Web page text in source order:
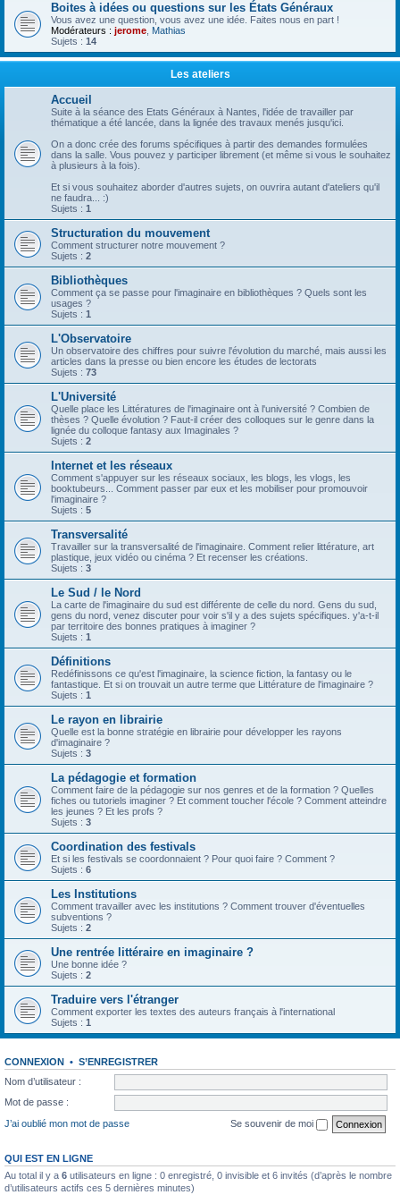
Boites à idées ou questions sur les États Généraux
Vous avez une question, vous avez une idée. Faites nous en part !
Modérateurs : jerome Mathias
Sujets : 14
Les ateliers
Accueil
Suite à la séance des Etats Généraux à Nantes, l'idée de travailler par
thématique a été lancée, dans la lignée des travaux menés jusqu'ici.
On a donc crée des forums spécifiques à partir des demandes formulées
dans la salle. Vous pouvez y participer librement (et même si vous le souhaitez
à plusieurs à la fois).
Et si vous souhaitez aborder d'autres sujets, on ouvrira autant d'ateliers qu'il
ne faudra... :)
Sujets : 1
Structuration du mouvement
Comment structurer notre mouvement ?
Sujets : 2
Bibliothèques
Comment ça se passe pour l'imaginaire en bibliothèques ? Quels sont les
usages ?
Sujets : 1
L'Observatoire
Un observatoire des chiffres pour suivre l'évolution du marché, mais aussi les
articles dans la presse ou bien encore les études de lectorats
Sujets : 73
L'Université
Quelle place les Littératures de l'imaginaire ont à l'université ? Combien de
thèses ? Quelle évolution ? Faut-il créer des colloques sur le genre dans la
lignée du colloque fantasy aux Imaginales ?
Sujets : 2
Internet et les réseaux
Comment s'appuyer sur les réseaux sociaux, les blogs, les vlogs, les
booktubeurs... Comment passer par eux et les mobiliser pour promouvoir
l'imaginaire ?
Sujets : 5
Transversalité
Travailler sur la transversalité de l'imaginaire. Comment relier littérature, art
plastique, jeux vidéo ou cinéma ? Et recenser les créations.
Sujets : 3
Le Sud / le Nord
La carte de l'imaginaire du sud est différente de celle du nord. Gens du sud,
gens du nord, venez discuter pour voir s'il y a des sujets spécifiques. y'a-t-il
par territoire des bonnes pratiques à imaginer ?
Sujets : 1
Définitions
Redéfinissons ce qu'est l'imaginaire, la science fiction, la fantasy ou le
fantastique. Et si on trouvait un autre terme que Littérature de l'imaginaire ?
Sujets : 1
Le rayon en librairie
Quelle est la bonne stratégie en librairie pour développer les rayons
d'imaginaire ?
Sujets : 3
La pédagogie et formation
Comment faire de la pédagogie sur nos genres et de la formation ? Quelles
fiches ou tutoriels imaginer ? Et comment toucher l'école ? Comment atteindre
les jeunes ? Et les profs ?
Sujets : 3
Coordination des festivals
Et si les festivals se coordonnaient ? Pour quoi faire ? Comment ?
Sujets : 6
Les Institutions
Comment travailler avec les institutions ? Comment trouver d'éventuelles
subventions ?
Sujets : 2
Une rentrée littéraire en imaginaire ?
Une bonne idée ?
Sujets : 2
Traduire vers l'étranger
Comment exporter les textes des auteurs français à l'international
Sujets : 1
CONNEXION • S’ENREGISTRER
Nom d’utilisateur :
Mot de passe :
J’ai oublié mon mot de passe
Se souvenir de moi
QUI EST EN LIGNE
Au total il y a 6 utilisateurs en ligne : 0 enregistré, 0 invisible et 6 invités (d’après le nombre
d’utilisateurs actifs ces 5 dernières minutes)